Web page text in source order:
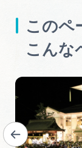
このペ
こんな